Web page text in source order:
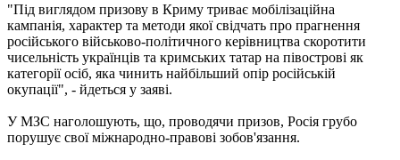
"Під виглядом призову в Криму триває мобілізаційна
кампанія, характер та методи якої свідчать про прагнення
російського військово-політичного керівництва скоротити
чисельність українців та кримських татар на півострові як
категорії осіб, яка чинить найбільший опір російській
окупації", - йдеться у заяві.
У МЗС наголошують, що, проводячи призов, Росія грубо
порушує свої міжнародно-правові зобов'язання.